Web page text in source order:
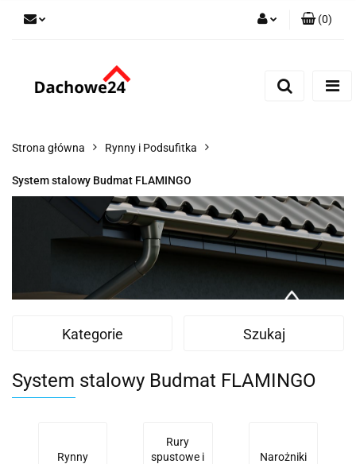
(0)
Strona główna Rynny i Podsufitka
System stalowy Budmat FLAMINGO
Kategorie Szukaj
System stalowy Budmat FLAMINGO
Rynny
Rury
spustowe i
Narożniki